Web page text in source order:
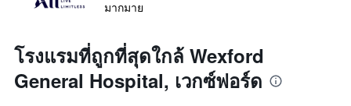
มากมาย
โรงแรมที่ถูกที่สุดใกล้ Wexford
General Hospital, เวกซ์ฟอร์ด